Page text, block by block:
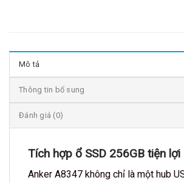
Mô tả
Thông tin bổ sung
Đánh giá (0)
Tích hợp ổ SSD 256GB tiện lợi
Anker A8347 không chỉ là một hub